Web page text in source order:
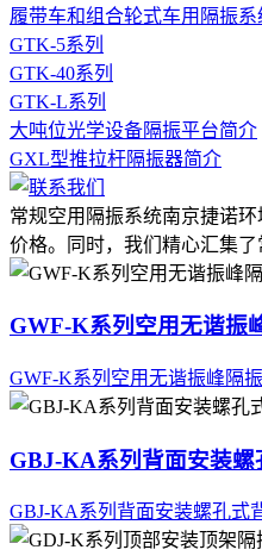
履带车和组合轮式车用隔振系
GTK-5系列
GTK-40系列
GTK-L系列
大吨位光学设备隔振平台简介
GXL型推拉杆隔振器简介
常规空用隔振系统南京捷诺
价格。同时，我们精心汇集
GWF-K系列空用无谐振
GWF-K系列空用无谐振峰隔
GBJ-KA系列背面安装螺
GBJ-KA系列背面安装螺孔式